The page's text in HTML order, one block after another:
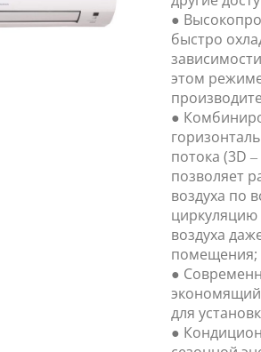
●
быстро
этом
●
потока (3D
позволяет
воздуха по
циркуляцию
воздуха
помещения;
●
экономящий
для
●